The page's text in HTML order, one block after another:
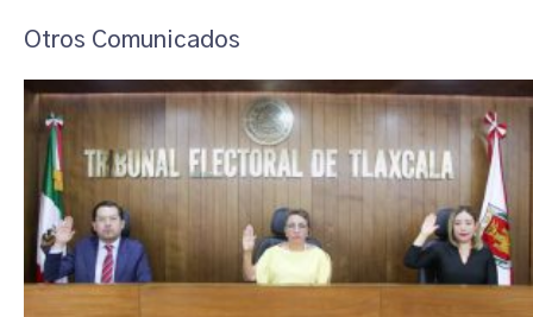
Otros Comunicados